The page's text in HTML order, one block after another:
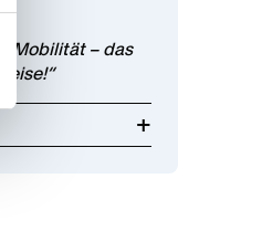
Mobilität – das